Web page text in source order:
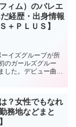
ィム）のバレエ
経歴・出身情報
＋ＰＬＵＳ】
イズグループが所
のガールズグルー
した。デビュー曲
？女性でもなれ
務地などまと